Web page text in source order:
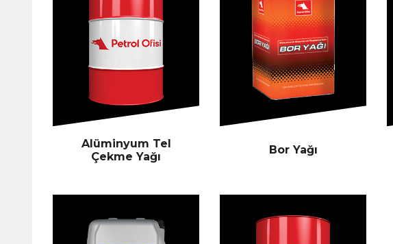
Alüminyum Tel
Çekme Yağı
Bor Yağı